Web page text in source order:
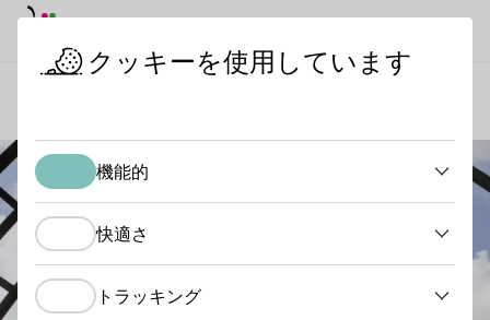
クッキーを使用しています
機能的
快適さ
トラッキング